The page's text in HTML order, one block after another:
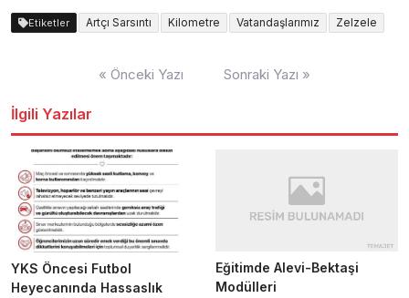
Etiketler Artçı Sarsıntı Kilometre Vatandaşlarımız Zelzele
« Önceki Yazı Sonraki Yazı »
İlgili Yazılar
YKS Öncesi Futbol
Heyecanında Hassaslık
Eğitimde Alevi-Bektaşi
Modülleri